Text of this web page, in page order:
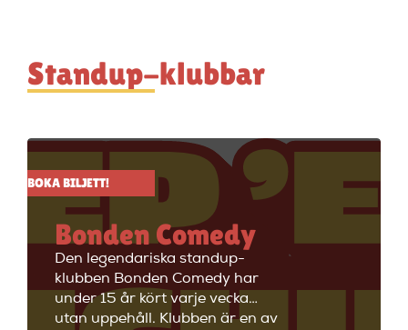
Standup-klubbar
BOKA BILJETT!
Bonden Comedy
Den legendariska standup-
klubben Bonden Comedy har
under 15 år kört varje vecka
utan uppehåll. Klubben är en av